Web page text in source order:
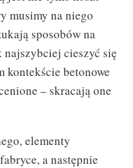
musimy na niego
sposobów na
cieszyć się
kontekście betonowe
– skracają one
elementy
a następnie